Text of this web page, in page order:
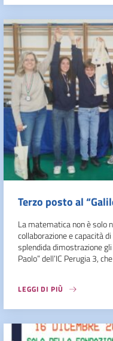
Terzo posto al
La matematica non è solo
collaborazione e capacità
splendida dimostrazione
Paolo” dell’IC Perugia 3,
LEGGI DI PIÙ